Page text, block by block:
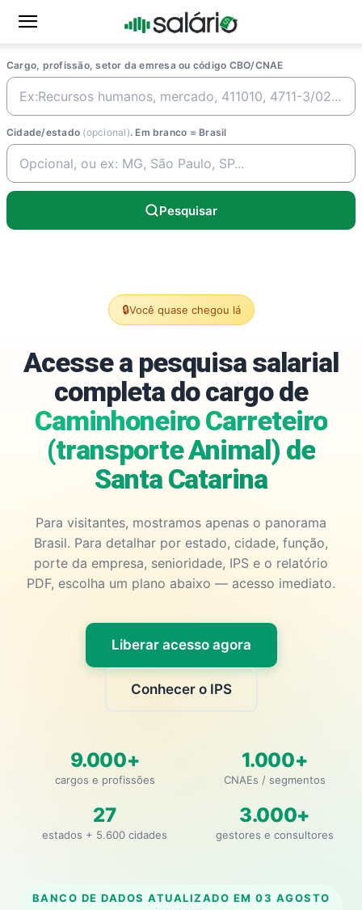
Cargo, profissão, setor da emresa ou código CBO/CNAE
Cidade/estado (opcional). Em branco = Brasil
Pesquisar
🔒Você quase chegou lá
Acesse a pesquisa salarial
completa do cargo de
Caminhoneiro Carreteiro
(transporte Animal) de
Santa Catarina
Para visitantes, mostramos apenas o panorama
Brasil. Para detalhar por estado, cidade, função,
porte da empresa, senioridade, IPS e o relatório
PDF, escolha um plano abaixo — acesso imediato.
Liberar acesso agora
Conhecer o IPS
9.000+
cargos e profissões
1.000+
CNAEs / segmentos
27
estados + 5.600 cidades
3.000+
gestores e consultores
BANCO DE DADOS ATUALIZADO EM 03 AGOSTO